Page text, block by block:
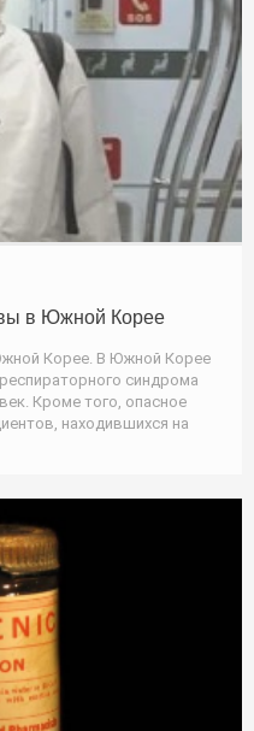
в Южной Корее
Корее. В Южной Корее
синдрома
Кроме того, опасное
находившихся на